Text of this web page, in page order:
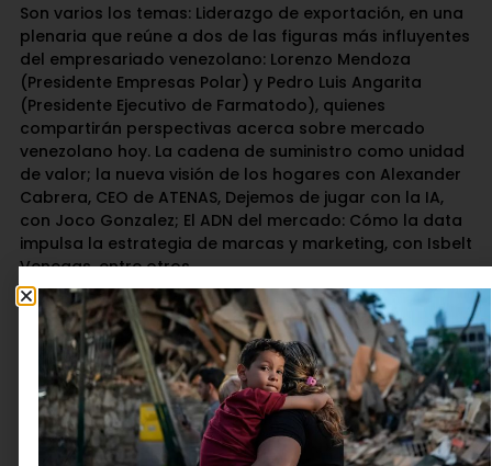
Son varios los temas: Liderazgo de exportación, en una
plenaria que reúne a dos de las figuras más influyentes
del empresariado venezolano: Lorenzo Mendoza
(Presidente Empresas Polar) y Pedro Luis Angarita
(Presidente Ejecutivo de Farmatodo), quienes
compartirán perspectivas acerca sobre mercado
venezolano hoy. La cadena de suministro como unidad
de valor; la nueva visión de los hogares con Alexander
Cabrera, CEO de ATENAS, Dejemos de jugar con la IA,
con Joco Gonzalez; El ADN del mercado: Cómo la data
impulsa la estrategia de marcas y marketing, con Isbelt
Venegas, entre otros.
Con cinco años de trayectoria, Atenas Grupo Consultor
ha sido clave en la generación de data sobre el
mercado, que permite a los representantes de la
industria y los retailers, tomar decisiones claves para
sus negocios y lograr los objetivos de venta con la
información correcta. Más información en:
@brandketing.consulting @atenasgrupoconsultor